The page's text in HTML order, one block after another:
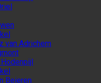
van Adrichem
Beieren